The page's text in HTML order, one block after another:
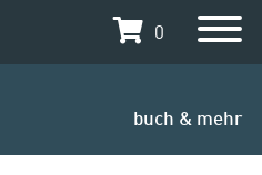
0
buch & mehr